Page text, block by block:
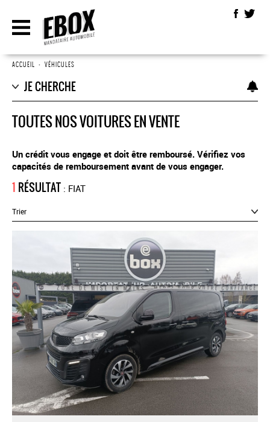
ACCUEIL • VÉHICULES
JE CHERCHE
TOUTES NOS VOITURES EN VENTE
Un crédit vous engage et doit être remboursé. Vérifiez vos
capacités de remboursement avant de vous engager.
1 RÉSULTAT : FIAT
Trier